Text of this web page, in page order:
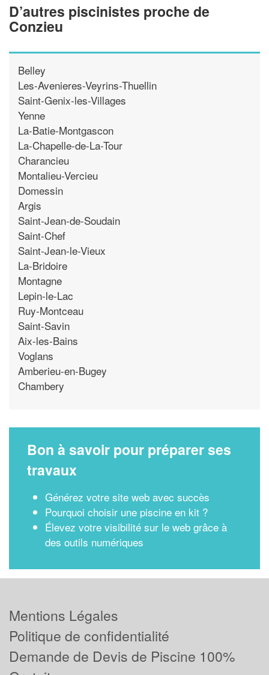
D’autres piscinistes proche de
Conzieu
Belley
Les-Avenieres-Veyrins-Thuellin
Saint-Genix-les-Villages
Yenne
La-Batie-Montgascon
La-Chapelle-de-La-Tour
Charancieu
Montalieu-Vercieu
Domessin
Argis
Saint-Jean-de-Soudain
Saint-Chef
Saint-Jean-le-Vieux
La-Bridoire
Montagne
Lepin-le-Lac
Ruy-Montceau
Saint-Savin
Aix-les-Bains
Voglans
Amberieu-en-Bugey
Chambery
Bon à savoir pour préparer ses
travaux
Générez votre site web avec succès
Pourquoi choisir une piscine en kit ?
Élevez votre visibilité sur le web grâce à
des outils numériques
Mentions Légales
Politique de confidentialité
Demande de Devis de Piscine 100%